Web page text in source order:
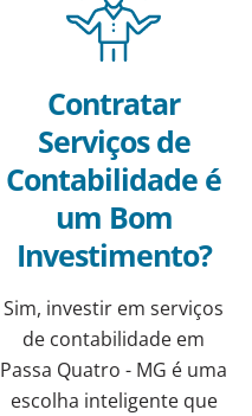
Contratar
Serviços de
Contabilidade é
um Bom
Investimento?
Sim, investir em serviços
de contabilidade em
Passa Quatro - MG é uma
escolha inteligente que